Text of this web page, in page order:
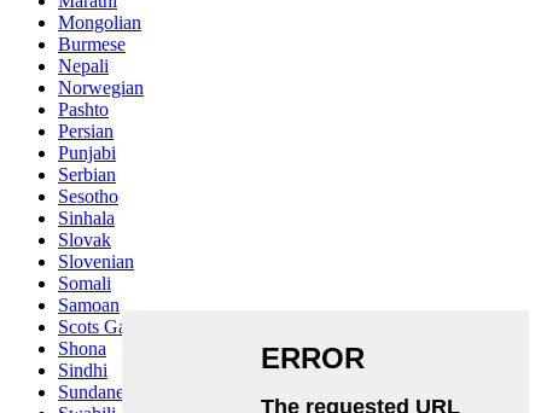
Mongolian
Burmese
Nepali
Norwegian
Pashto
Persian
Punjabi
Serbian
Sesotho
Sinhala
Slovak
Slovenian
Somali
Samoan
Scots Gaelic
Shona
Sindhi
Sundanese